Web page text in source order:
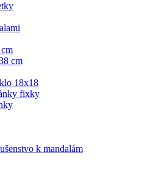
cm
18x18
fixky
k mandalám